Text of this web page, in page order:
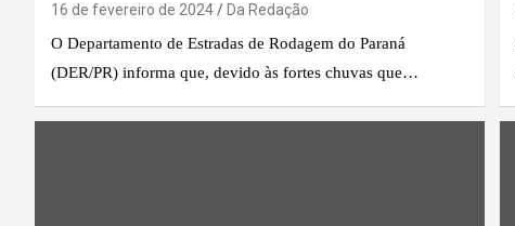
16 de fevereiro de 2024
Da Redação
O Departamento de Estradas de Rodagem do Paraná
(DER/PR) informa que, devido às fortes chuvas que…